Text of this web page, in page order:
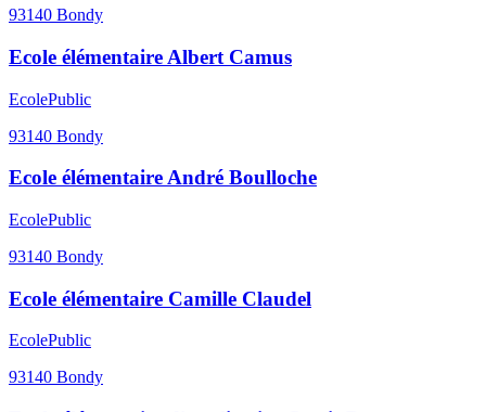
93140 Bondy
Ecole élémentaire Albert Camus
EcolePublic
93140 Bondy
Ecole élémentaire André Boulloche
EcolePublic
93140 Bondy
Ecole élémentaire Camille Claudel
EcolePublic
93140 Bondy